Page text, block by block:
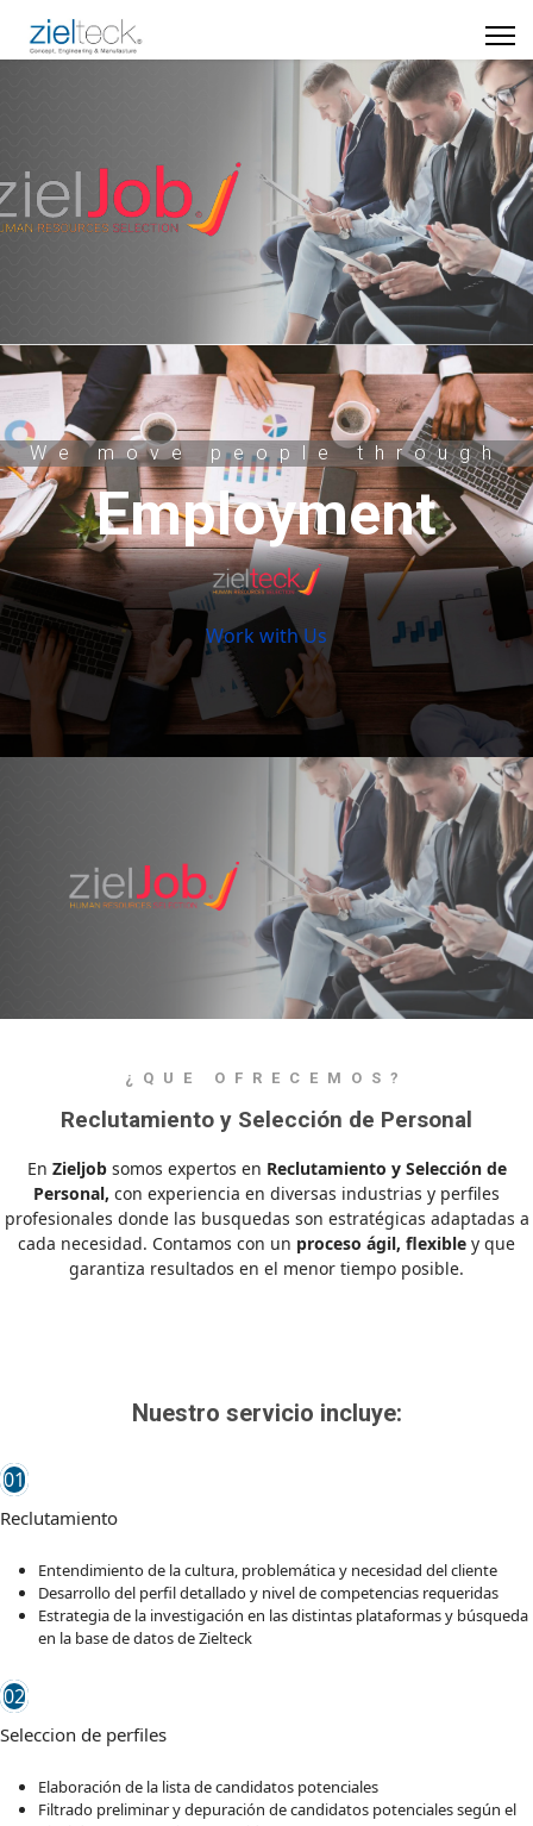
We move people through
Employment
Work with Us
¿QUE OFRECEMOS?
Reclutamiento y Selección de Personal
En Zieljob somos expertos en Reclutamiento y Selección de
Personal, con experiencia en diversas industrias y perfiles
profesionales donde las busquedas son estratégicas adaptadas a
cada necesidad. Contamos con un proceso ágil, flexible y que
garantiza resultados en el menor tiempo posible.
Nuestro servicio incluye:
01
Reclutamiento
Entendimiento de la cultura, problemática y necesidad del cliente
Desarrollo del perfil detallado y nivel de competencias requeridas
Estrategia de la investigación en las distintas plataformas y búsqueda
en la base de datos de Zielteck
02
Seleccion de perfiles
Elaboración de la lista de candidatos potenciales
Filtrado preliminar y depuración de candidatos potenciales según el